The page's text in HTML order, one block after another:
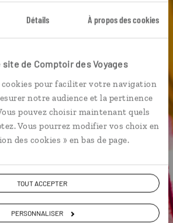
Détails À propos des cookies
de Comptoir des Voyages
pour faciliter votre navigation
notre audience et la pertinence
pouvez choisir maintenant quels
Vous pourrez modifier vos choix en
des cookies » en bas de page.
TOUT ACCEPTER
PERSONNALISER
Baie d'Halong
Louise,
spécialiste Vietnam
et demandez conseils à nos
votre itinéraire au plus
et de la réalité du pays.
face à face ou depuis nos studios
agence, mais aussi par email ou